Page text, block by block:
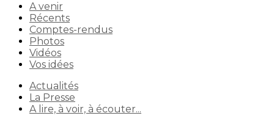
A venir
Récents
Comptes-rendus
Photos
Vidéos
Vos idées
Actualités
La Presse
A lire, à voir, à écouter...